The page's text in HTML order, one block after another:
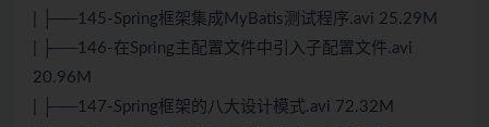
| ├──145-Spring框架集成MyBatis测试程序.avi 25.29M
| ├──146-在Spring主配置文件中引入子配置文件.avi
20.96M
| ├──147-Spring框架的八大设计模式.avi 72.32M